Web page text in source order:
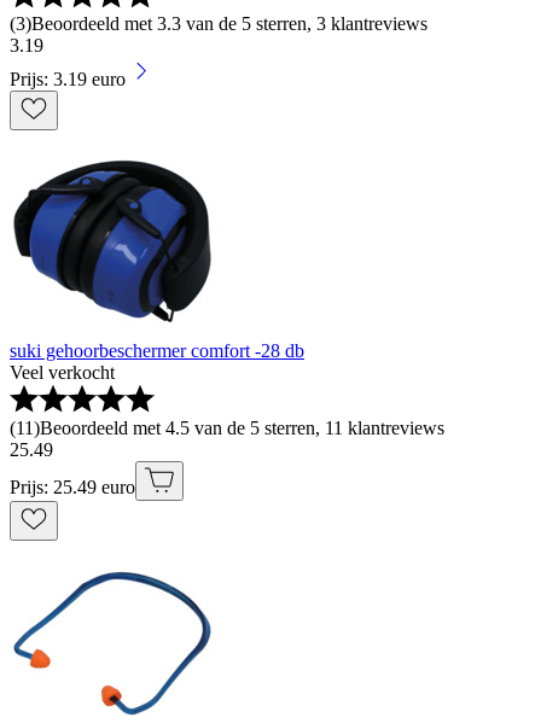
(3)Beoordeeld met 3.3 van de 5 sterren, 3 klantreviews
3.19
Prijs: 3.19 euro
suki gehoorbeschermer comfort -28 db
Veel verkocht
(11)Beoordeeld met 4.5 van de 5 sterren, 11 klantreviews
25.49
Prijs: 25.49 euro